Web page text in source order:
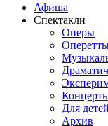
Афиша
Спектакли
Оперы
Для детей
Архив